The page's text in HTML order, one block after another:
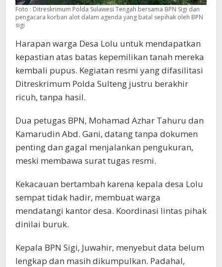
Foto : Ditreskrimum Polda Sulawesi Tengah bersama BPN Sigi dan
pengacara korban alot dalam agenda yang batal sepihak oleh BPN
sigi
Harapan warga Desa Lolu untuk mendapatkan
kepastian atas batas kepemilikan tanah mereka
kembali pupus. Kegiatan resmi yang difasilitasi
Ditreskrimum Polda Sulteng justru berakhir
ricuh, tanpa hasil.
Dua petugas BPN, Mohamad Azhar Tahuru dan
Kamarudin Abd. Gani, datang tanpa dokumen
penting dan gagal menjalankan pengukuran,
meski membawa surat tugas resmi.
Kekacauan bertambah karena kepala desa Lolu
sempat tidak hadir, membuat warga
mendatangi kantor desa. Koordinasi lintas pihak
dinilai buruk.
Kepala BPN Sigi, Juwahir, menyebut data belum
lengkap dan masih dikumpulkan. Padahal,